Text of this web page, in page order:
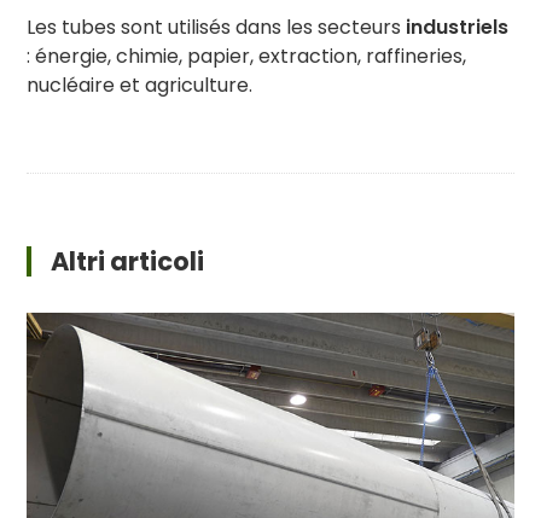
Les tubes sont utilisés dans les secteurs industriels
: énergie, chimie, papier, extraction, raffineries,
nucléaire et agriculture.
Altri articoli